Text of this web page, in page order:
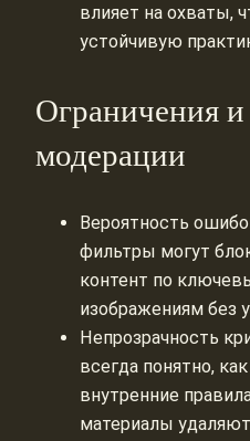
влияет на охваты,
устойчивую
Ограничения
модерации
Вероятность
фильтры могут
контент по
изображениям без
Непрозрачность
всегда понятно,
внутренние
материалы